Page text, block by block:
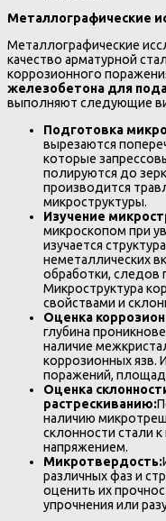
Металлографические
Металлографические
качество арматурной
коррозионного
железобетона для
выполняют следующие
Подготовка
вырезаются
которые
полируются до
производится
микроструктуры.
Изучение
микроскопом при
изучается
неметаллических
обработки, следов
Микроструктура
свойствами и
Оценка
глубина
наличие
коррозионных язв.
поражений,
Оценка
растрескиванию:
наличию
склонности стали
напряжением.
Микротвердость:
различных фаз и
оценить их
упрочнения или